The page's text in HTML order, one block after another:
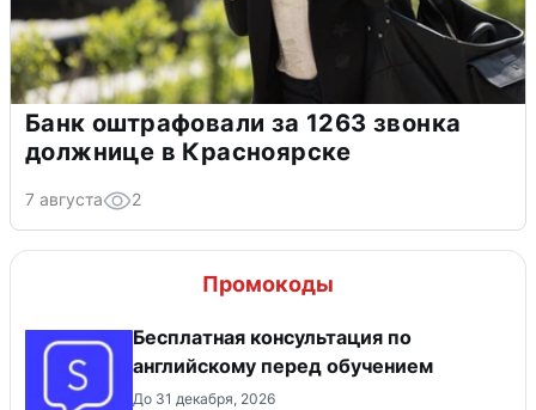
Банк оштрафовали за 1263 звонка
должнице в Красноярске
7 августа 2
Промокоды
Бесплатная консультация по
английскому перед обучением
До 31 декабря, 2026